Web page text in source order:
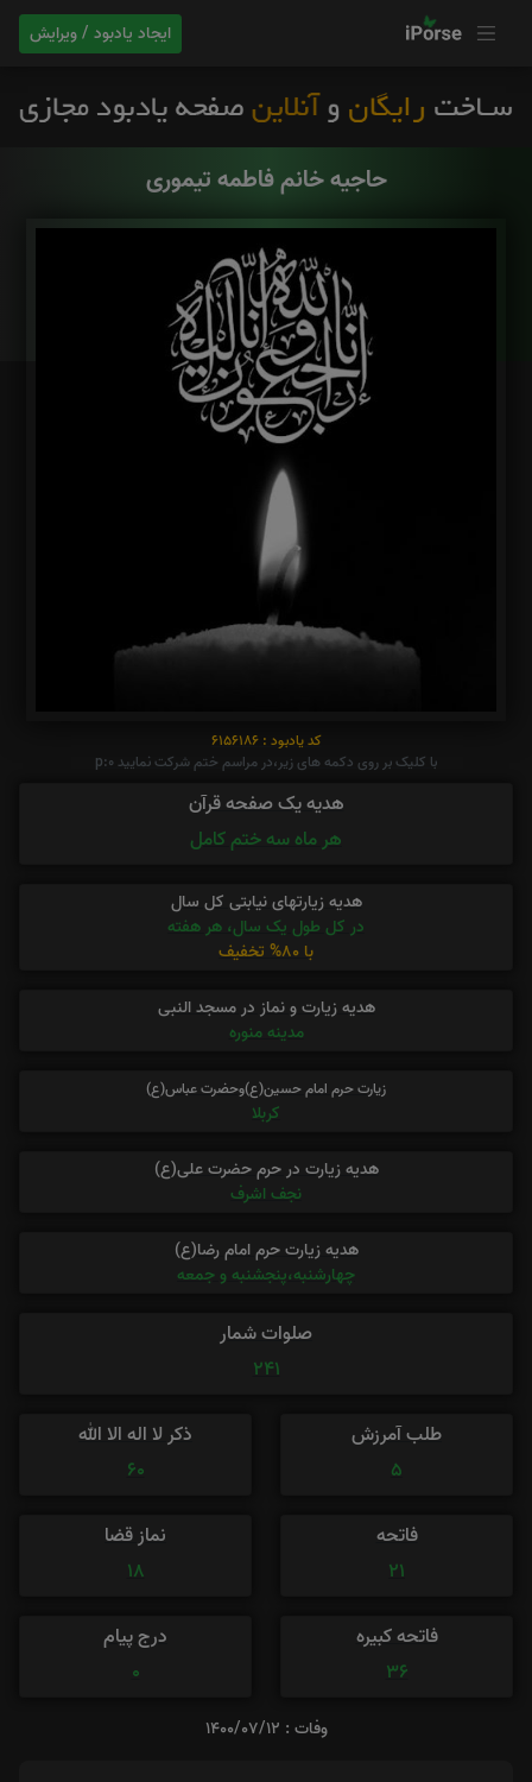
ایجاد یادبود / ویرایش
حاجیه خانم فاطمه تیموری
کد یادبود : 6156186
با کلیک بر روی دکمه های زیر،در مراسم ختم شرکت نمایید p:0
هدیه یک صفحه قرآن
هر ماه سه ختم کامل
هدیه زیارتهای نیابتی کل سال
در کل طول یک سال، هر هفته
با 80% تخفیف
هدیه زیارت و نماز در مسجد النبی
مدینه منوره
زیارت حرم امام حسین(ع)وحضرت عباس(ع)
کربلا
هدیه زیارت در حرم حضرت علی(ع)
نجف اشرف
هدیه زیارت حرم امام رضا(ع)
چهارشنبه،پنجشنبه و جمعه
صلوات شمار
241
طلب آمرزش
5
ذکر لا اله الا الله
60
فاتحه
21
نماز قضا
18
فاتحه کبیره
36
درج پیام
0
وفات : 1400/07/12